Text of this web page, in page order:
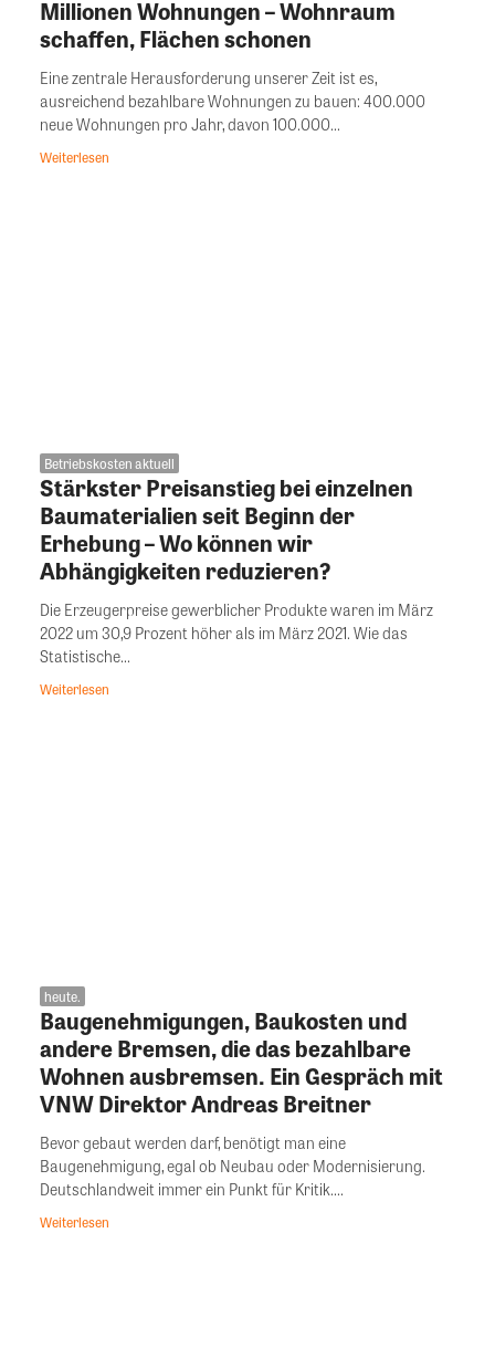
Millionen Wohnungen – Wohnraum
schaffen, Flächen schonen
Eine zentrale Herausforderung unserer Zeit ist es,
ausreichend bezahlbare Wohnungen zu bauen: 400.000
neue Wohnungen pro Jahr, davon 100.000...
Weiterlesen
Betriebskosten aktuell
Stärkster Preisanstieg bei einzelnen
Baumaterialien seit Beginn der
Erhebung – Wo können wir
Abhängigkeiten reduzieren?
Die Erzeugerpreise gewerblicher Produkte waren im März
2022 um 30,9 Prozent höher als im März 2021. Wie das
Statistische...
Weiterlesen
heute.
Baugenehmigungen, Baukosten und
andere Bremsen, die das bezahlbare
Wohnen ausbremsen. Ein Gespräch mit
VNW Direktor Andreas Breitner
Bevor gebaut werden darf, benötigt man eine
Baugenehmigung, egal ob Neubau oder Modernisierung.
Deutschlandweit immer ein Punkt für Kritik....
Weiterlesen